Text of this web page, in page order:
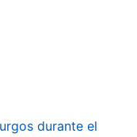
durante el